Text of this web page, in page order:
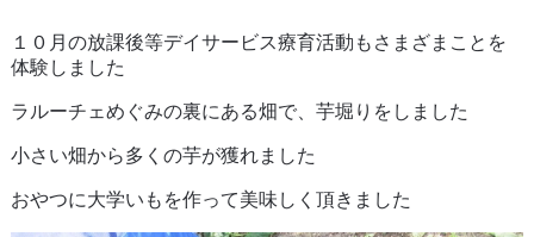
１０月の放課後等デイサービス療育活動もさまざまことを
体験しました
ラルーチェめぐみの裏にある畑で、芋堀りをしました
小さい畑から多くの芋が獲れました
おやつに大学いもを作って美味しく頂きました